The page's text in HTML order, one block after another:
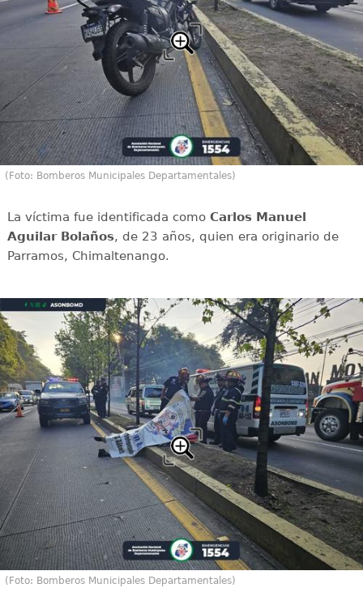
(Foto: Bomberos Municipales Departamentales)
La víctima fue identificada comoCarlos Manuel
Aguilar Bolaños, de 23 años, quien era originario de
Parramos, Chimaltenango.
(Foto: Bomberos Municipales Departamentales)